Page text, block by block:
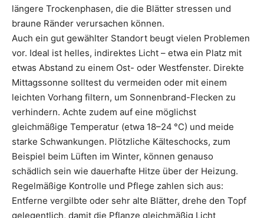
längere Trockenphasen, die die Blätter stressen und
braune Ränder verursachen können.
Auch ein gut gewählter Standort beugt vielen Problemen
vor. Ideal ist helles, indirektes Licht – etwa ein Platz mit
etwas Abstand zu einem Ost- oder Westfenster. Direkte
Mittagssonne solltest du vermeiden oder mit einem
leichten Vorhang filtern, um Sonnenbrand-Flecken zu
verhindern. Achte zudem auf eine möglichst
gleichmäßige Temperatur (etwa 18–24 °C) und meide
starke Schwankungen. Plötzliche Kälteschocks, zum
Beispiel beim Lüften im Winter, können genauso
schädlich sein wie dauerhafte Hitze über der Heizung.
Regelmäßige Kontrolle und Pflege zahlen sich aus:
Entferne vergilbte oder sehr alte Blätter, drehe den Topf
gelegentlich, damit die Pflanze gleichmäßig Licht